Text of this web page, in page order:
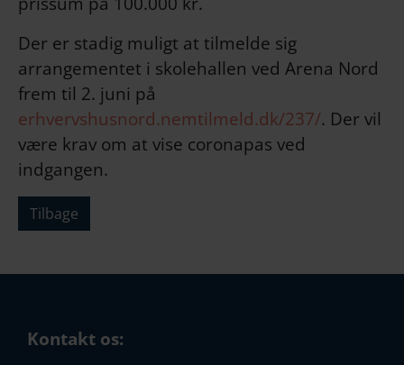
Der er stadig muligt at tilmelde sig
arrangementet i skolehallen ved Arena Nord
frem til 2. juni på
erhvervshusnord.nemtilmeld.dk/237/. Der vil
være krav om at vise coronapas ved
indgangen.
Tilbage
Kontakt os: